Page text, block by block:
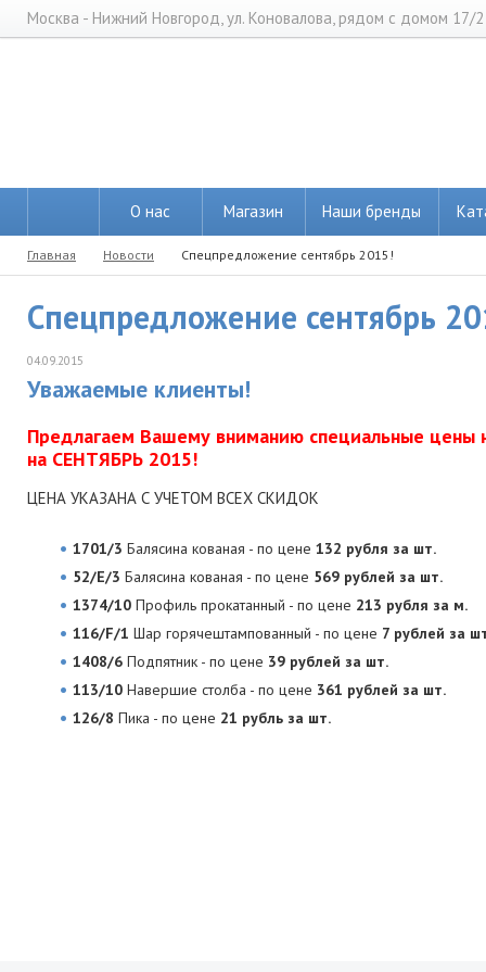
Москва - Нижний Новгород, ул. Коновалова, рядом с домом 17/2
О нас Магазин Наши бренды
Главная Новости Спецпредложение сентябрь 2015!
Спецпредложение сентябрь
04.09.2015
Уважаемые клиенты!
Предлагаем Вашему вниманию специальные цены
на СЕНТЯБРЬ 2015!
ЦЕНА УКАЗАНА С УЧЕТОМ ВСЕХ СКИДОК
1701/3 Балясина кованая - по цене 132 рубля за шт.
52/E/3 Балясина кованая - по цене 569 рублей за шт.
1374/10 Профиль прокатанный - по цене 213 рубля за м.
116/F/1 Шар горячештампованный - по цене 7 рублей за
1408/6 Подпятник - по цене 39 рублей за шт.
113/10 Навершие столба - по цене 361 рублей за шт.
126/8 Пика - по цене 21 рубль за шт.